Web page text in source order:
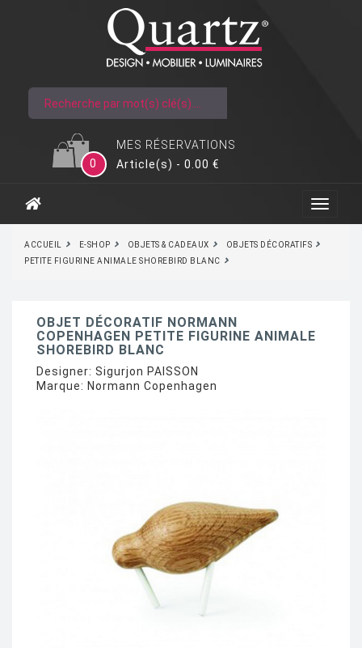
MES RÉSERVATIONS
0
Article(s) - 0.00 €
ACCUEIL E-SHOP OBJETS & CADEAUX
OBJETS DÉCORATIFS
PETITE FIGURINE ANIMALE SHOREBIRD BLANC
OBJET DÉCORATIF NORMANN
COPENHAGEN PETITE FIGURINE ANIMALE
SHOREBIRD BLANC
Designer: Sigurjon PAISSON
Marque: Normann Copenhagen